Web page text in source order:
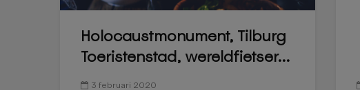
Holocaustmonument, Tilburg
Toeristenstad, wereldfietser...
3 februari 2020